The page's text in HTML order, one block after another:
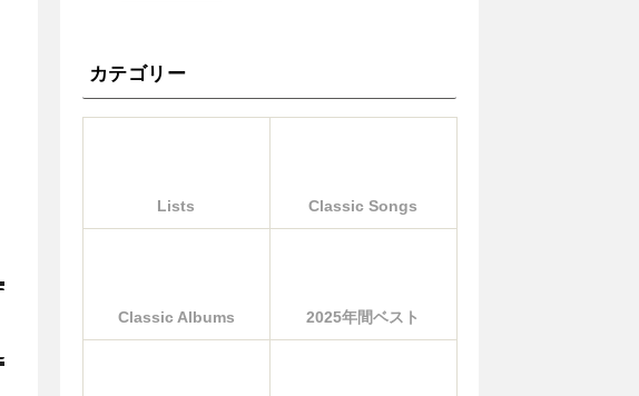
カテゴリー
Lists Classic Songs
Classic Albums 2025年間ベスト